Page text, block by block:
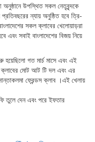
অনুষ্ঠানে উপস্থিত সকল নেতৃবৃন্দকে
ন্যায় অনুষ্ঠিত হবে ত্রি-
সকল ক্লাবের খেলোয়াড়রা
সবাই বাংলাদেশের বিজয় নিয়ে
হয়েছিলো গত মার্চ মাসে এবং এই
ক্লাবের মোট আট টি দল এবং এর
ফ্রেন্ডস ক্লাব ।এই খেলায়
তুলে দেন এবং পরে ইফতার